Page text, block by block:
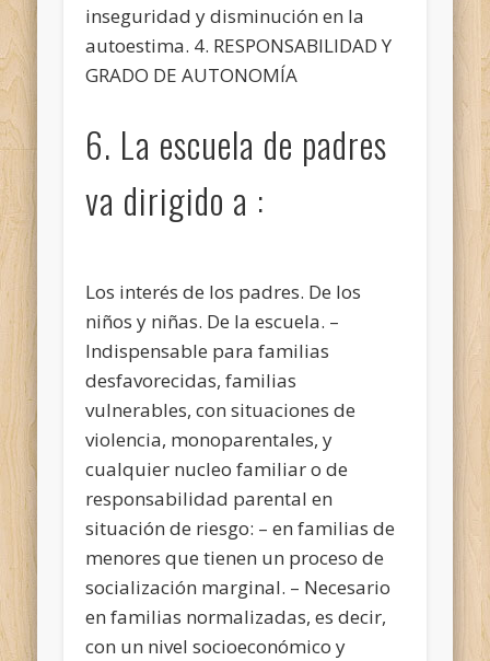
inseguridad y disminución en la
autoestima. 4. RESPONSABILIDAD Y
GRADO DE AUTONOMÍA
6. La escuela de padres
va dirigido a :
Los interés de los padres. De los
niños y niñas. De la escuela. –
Indispensable para familias
desfavorecidas, familias
vulnerables, con situaciones de
violencia, monoparentales, y
cualquier nucleo familiar o de
responsabilidad parental en
situación de riesgo: – en familias de
menores que tienen un proceso de
socialización marginal. – Necesario
en familias normalizadas, es decir,
con un nivel socioeconómico y